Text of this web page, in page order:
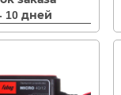
10 дней